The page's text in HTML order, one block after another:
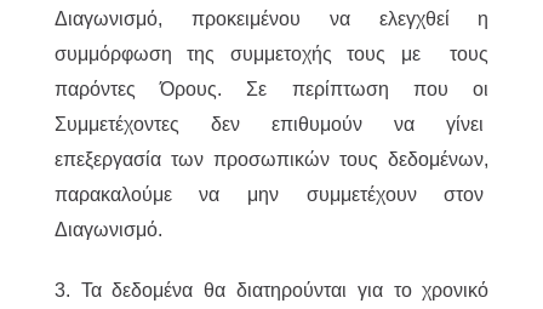
Διαγωνισμό, προκειμένου να ελεγχθεί η
συμμόρφωση της συμμετοχής τους με τους
παρόντες Όρους. Σε περίπτωση που οι
Συμμετέχοντες δεν επιθυμούν να γίνει
επεξεργασία των προσωπικών τους δεδομένων,
παρακαλούμε να μην συμμετέχουν στον
Διαγωνισμό.
3. Τα δεδομένα θα διατηρούνται για το χρονικό